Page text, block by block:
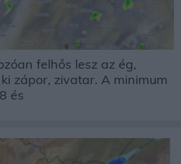
felhős lesz az ég,
zápor, zivatar. A minimum
és